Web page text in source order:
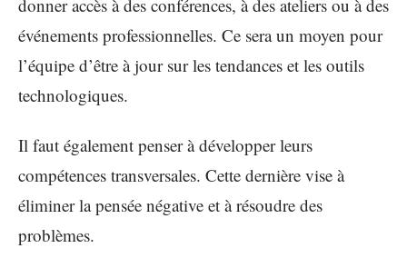
donner accès à des conférences, à des ateliers ou à des
événements professionnelles. Ce sera un moyen pour
l’équipe d’être à jour sur les tendances et les outils
technologiques.
Il faut également penser à développer leurs
compétences transversales. Cette dernière vise à
éliminer la pensée négative et à résoudre des
problèmes.